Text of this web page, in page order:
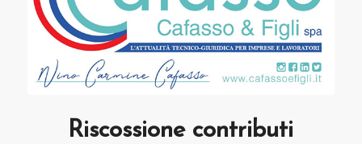
Riscossione contributi